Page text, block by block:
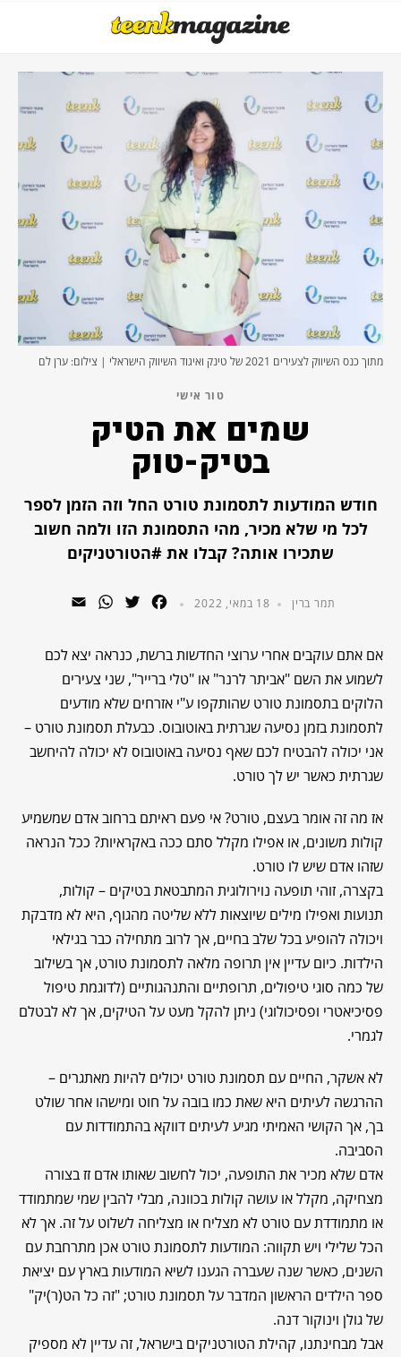
מתוך כנס השיווק לצעירים 2021 של טינק ואיגוד השיווק הישראלי | צילום: ערן לם
טור אישי
שמים את הטיק
בטיק-טוק
חודש המודעות לתסמונת טורט החל וזה הזמן לספר
לכל מי שלא מכיר, מהי התסמונת הזו ולמה חשוב
שתכירו אותה? קבלו את #הטורטניקים
תמר ברין 18 במאי, 2022 Facebook
Twitter
WhatsApp
אם אתם עוקבים אחרי ערוצי החדשות ברשת, כנראה יצא לכם
לשמוע את השם "אביתר לרנר" או "טלי ברייר", שני צעירים
הלוקים בתסמונת טורט שהותקפו ע"י אזרחים שלא מודעים
לתסמונת בזמן נסיעה שגרתית באוטובוס. כבעלת תסמונת טורט –
אני יכולה להבטיח לכם שאף נסיעה באוטובוס לא יכולה להיחשב
שגרתית כאשר יש לך טורט.
אז מה זה אומר בעצם, טורט? אי פעם ראיתם ברחוב אדם שמשמיע
קולות משונים, או אפילו מקלל סתם ככה באקראיות? ככל הנראה
שזהו אדם שיש לו טורט.
בקצרה, זוהי תופעה נוירולוגית המתבטאת בטיקים – קולות,
תנועות ואפילו מילים שיוצאות ללא שליטה מהגוף, היא לא מדבקת
ויכולה להופיע בכל שלב בחיים, אך לרוב מתחילה כבר בגילאי
הילדות. כיום עדיין אין תרופה מלאה לתסמונת טורט, אך בשילוב
של כמה סוגי טיפולים, תרופתיים והתנהגותיים (לדוגמת טיפול
פסיכיאטרי ופסיכולוגי) ניתן להקל מעט על הטיקים, אך לא לבטלם
לגמרי.
לא אשקר, החיים עם תסמונת טורט יכולים להיות מאתגרים –
ההרגשה לעיתים היא שאת כמו בובה על חוט ומישהו אחר שולט
בך, אך הקושי האמיתי מגיע לעיתים דווקא בהתמודדות עם
הסביבה.
אדם שלא מכיר את התופעה, יכול לחשוב שאותו אדם זז בצורה
מצחיקה, מקלל או עושה קולות בכוונה, מבלי להבין שמי שמתמודד
או מתמודדת עם טורט לא מצליח או מצליחה לשלוט על זה. אך לא
הכל שלילי ויש תקווה: המודעות לתסמונת טורט אכן מתרחבת עם
השנים, כאשר שנה שעברה הגענו לשיא המודעות בארץ עם יציאת
ספר הילדים הראשון המדבר על תסמונת טורט; "זה כל הט(ר)יק"
של גולן וינוקור דנה.
אבל מבחינתנו, קהילת הטורטניקים בישראל, זה עדיין לא מספיק